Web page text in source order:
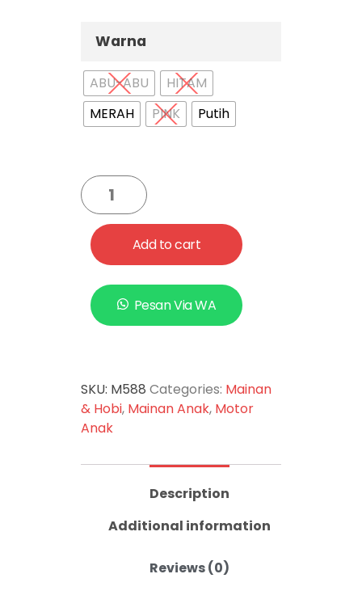
Warna
ABU-ABU
HITAM
MERAH
PINK Putih
Add to cart
Pesan Via WA
SKU: M588 Categories: Mainan
& Hobi, Mainan Anak, Motor
Anak
Description
Additional information
Reviews (0)